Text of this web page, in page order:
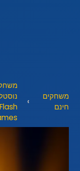
משחקים
חינם